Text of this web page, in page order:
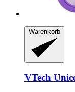
Warenkorb
VTech